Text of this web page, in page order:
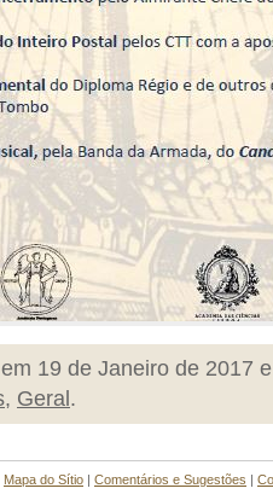
19 de Janeiro de 2017 e
, Geral .
Mapa do Sítio | Comentários e Sugestões |